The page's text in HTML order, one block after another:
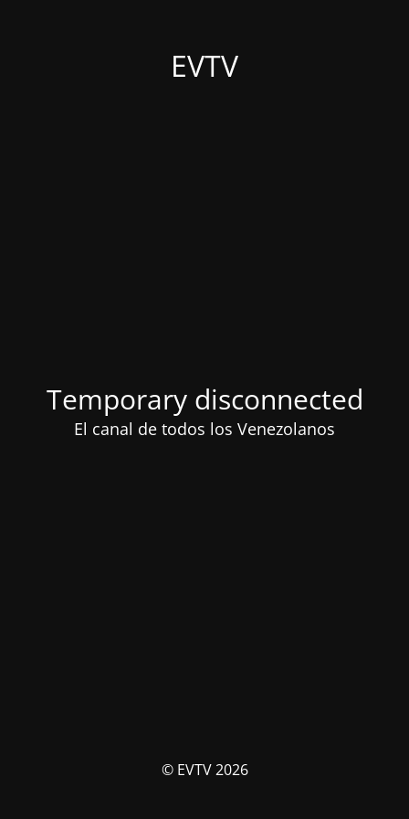
EVTV
Temporary disconnected
El canal de todos los Venezolanos
© EVTV 2026